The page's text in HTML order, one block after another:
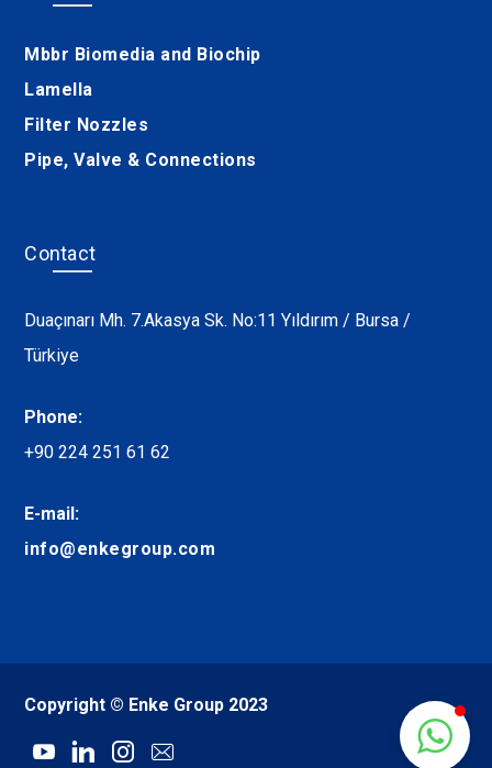
Mbbr Biomedia and Biochip
Lamella
Filter Nozzles
Pipe, Valve & Connections
Contact
Duaçınarı Mh. 7.Akasya Sk. No:11 Yıldırım / Bursa /
Türkiye
Phone:
+90 224 251 61 62
E-mail:
info@enkegroup.com
Copyright © Enke Group 2023